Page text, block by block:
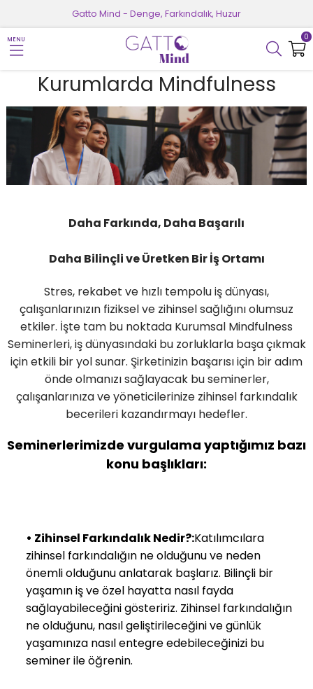
Gatto Mind - Denge, Farkındalık, Huzur
MENU 0
Kurumlarda Mindfulness
Daha Farkında, Daha Başarılı
Daha Bilinçli ve Üretken Bir İş Ortamı
Stres, rekabet ve hızlı tempolu iş dünyası,
çalışanlarınızın fiziksel ve zihinsel sağlığını olumsuz
etkiler. İşte tam bu noktada Kurumsal Mindfulness
Seminerleri, iş dünyasındaki bu zorluklarla başa çıkmak
için etkili bir yol sunar. Şirketinizin başarısı için bir adım
önde olmanızı sağlayacak bu seminerler,
çalışanlarınıza ve yöneticilerinize zihinsel farkındalık
becerileri kazandırmayı hedefler.
Seminerlerimizde vurgulama yaptığımız bazı
konu başlıkları:
• Zihinsel Farkındalık Nedir?:Katılımcılara
zihinsel farkındalığın ne olduğunu ve neden
önemli olduğunu anlatarak başlarız. Bilinçli bir
yaşamın iş ve özel hayatta nasıl fayda
sağlayabileceğini gösteririz. Zihinsel farkındalığın
ne olduğunu, nasıl geliştirileceğini ve günlük
yaşamınıza nasıl entegre edebileceğinizi bu
seminer ile öğrenin.